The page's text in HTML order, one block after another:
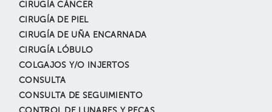
CIRUGÍA CÁNCER
CIRUGÍA DE PIEL
CIRUGÍA DE UÑA ENCARNADA
CIRUGÍA LÓBULO
COLGAJOS Y/O INJERTOS
CONSULTA
CONSULTA DE SEGUIMIENTO